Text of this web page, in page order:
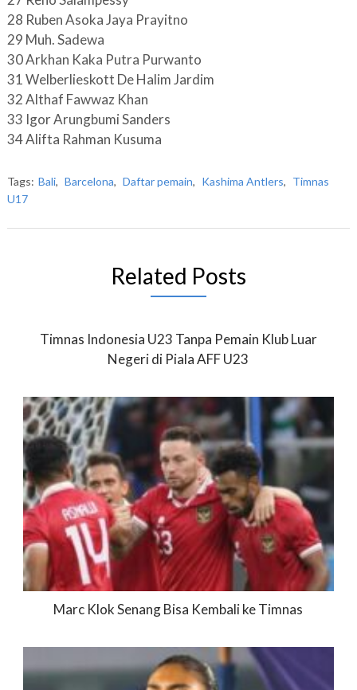
28 Ruben Asoka Jaya Prayitno
29 Muh. Sadewa
30 Arkhan Kaka Putra Purwanto
31 Welberlieskott De Halim Jardim
32 Althaf Fawwaz Khan
33 Igor Arungbumi Sanders
34 Alifta Rahman Kusuma
Tags: Bali, Barcelona, Daftar pemain, Kashima Antlers, Timnas
U17
Related Posts
Timnas Indonesia U23 Tanpa Pemain Klub Luar
Negeri di Piala AFF U23
Marc Klok Senang Bisa Kembali ke Timnas